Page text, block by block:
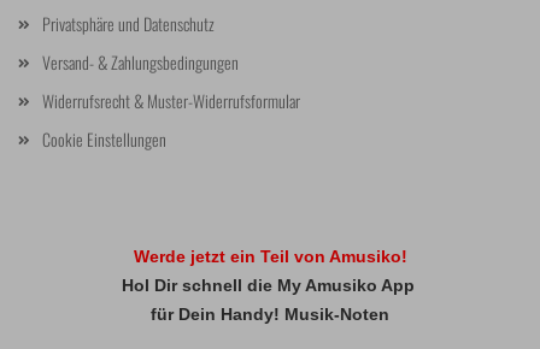
Privatsphäre und Datenschutz
Versand- & Zahlungsbedingungen
Widerrufsrecht & Muster-Widerrufsformular
Cookie Einstellungen
Werde jetzt ein Teil von Amusiko!
Hol Dir schnell die My Amusiko App
für Dein Handy! Musik-Noten